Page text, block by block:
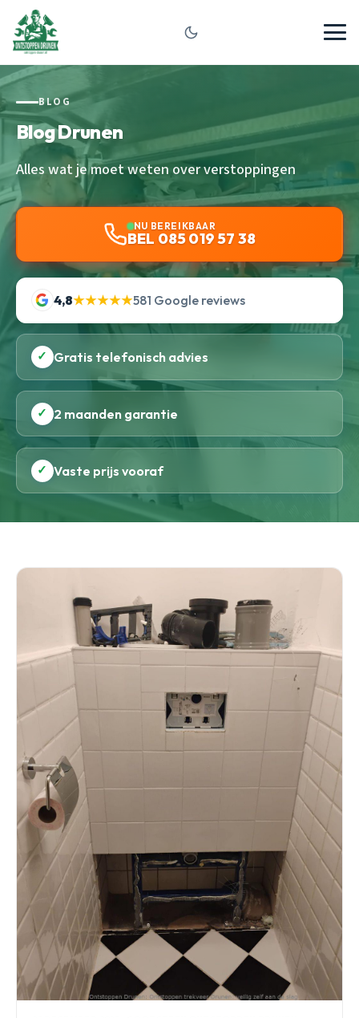
BLOG
Blog Drunen
Alles wat je moet weten over verstoppingen
NU BEREIKBAAR
BEL 085 019 57 38
4,8★★★★★581 Google reviews
✓ Gratis telefonisch advies
✓ 2 maanden garantie
✓ Vaste prijs vooraf